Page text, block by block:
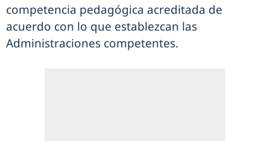
competencia pedagógica acreditada de
acuerdo con lo que establezcan las
Administraciones competentes.